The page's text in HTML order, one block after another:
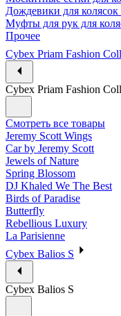
Дождевики для
Муфты для рук для
Прочее
Cybex Priam Fashion
Cybex Priam Fashion
Смотреть все товары
Jeremy Scott Wings
Car by Jeremy Scott
Jewels of Nature
Spring Blossom
DJ Khaled We The Best
Birds of Paradise
Butterfly
Rebellious Luxury
La Parisienne
Cybex Balios S
Cybex Balios S